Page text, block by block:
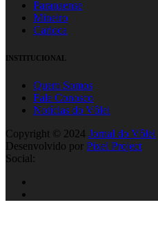
Paranaense
Mineiro
Carioca
INSTITUCIONAL
Quem Somos
Fale Conosco
Notícias do Vôlei
Copyright © 2024 Jornal do Vôlei
Desenvolvido por Pixel Project
Social: